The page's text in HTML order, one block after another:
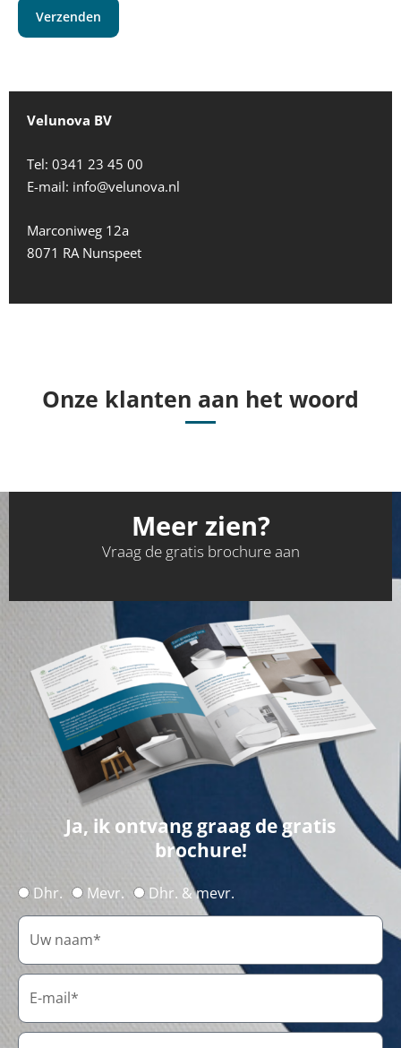
Verzenden
Velunova BV
Tel: 0341 23 45 00
E-mail: info@velunova.nl
Marconiweg 12a
8071 RA Nunspeet
Onze klanten aan het woord
Meer zien?
Vraag de gratis brochure aan
Ja, ik ontvang graag de gratis
brochure!
Dhr. Mevr. Dhr. & mevr.